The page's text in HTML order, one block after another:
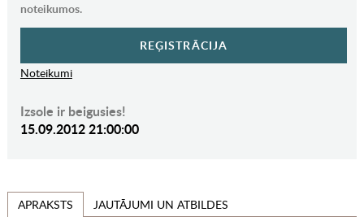
noteikumos.
REĢISTRĀCIJA
Noteikumi
Izsole ir beigusies!
15.09.2012 21:00:00
APRAKSTS JAUTĀJUMI UN ATBILDES